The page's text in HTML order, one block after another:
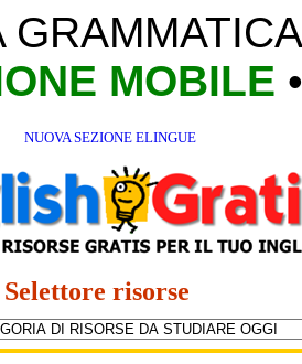
MOBILE
NUOVA SEZIONE ELINGUE
Selettore risorse